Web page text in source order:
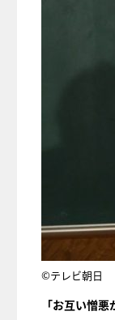
©テレビ朝日
「お互い憎